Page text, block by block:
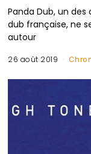
Panda Dub, un
dub française, ne
autour
26 août 2019